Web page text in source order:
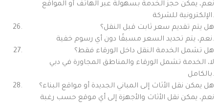
نعم، يمكن حجز الخدمة بسهولة عبر الهاتف أو المواقع
الإلكترونية للشركة.
هل يتم تقديم سعر ثابت قبل النقل؟
نعم، يتم تحديد السعر مسبقًا دون أي رسوم خفية.
هل تشمل الخدمة النقل داخل الورقاء فقط؟
لا، الخدمة تشمل الورقاء والمناطق المجاورة في دبي
بالكامل.
هل يمكن نقل الأثاث إلى المباني الجديدة أو مواقع البناء؟
نعم، يمكن نقل الأثاث والأجهزة إلى أي موقع حسب رغبة